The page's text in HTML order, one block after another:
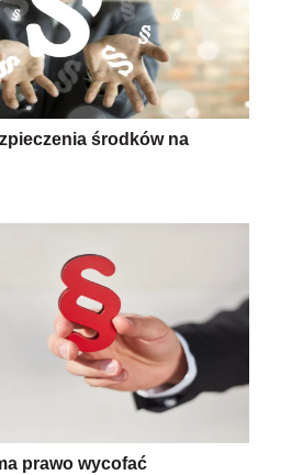
środków na
prawo wycofać